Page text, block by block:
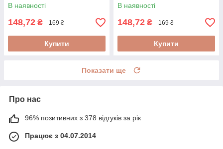
В наявності
148,72 ₴ 169 ₴
Купити
В наявності
148,72 ₴ 169 ₴
Купити
Показати ще
Про нас
96% позитивних з 378 відгуків за рік
Працює з 04.07.2014